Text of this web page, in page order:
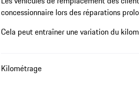
concessionnaire lors des réparations
Cela peut entraîner une variation du
Kilométrage